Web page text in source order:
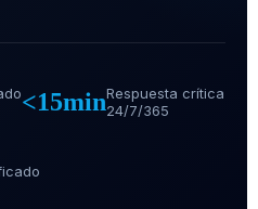
<15minRespuesta crítica
24/7/365